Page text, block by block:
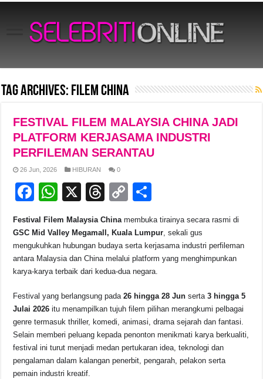
Tag Archives: Filem China
FESTIVAL FILEM MALAYSIA CHINA JADI
PLATFORM KERJASAMA INDUSTRI
PERFILEMAN SERANTAU
26 Jun, 2026 HIBURAN 0
F
c
e
b
o
k
W
at
s
A
p
X
T
e
a
d
C
p
y
Li
k
ar
e
Festival Filem Malaysia Chinamembuka tirainya secara rasmi di
GSC Mid Valley Megamall, Kuala Lumpur, sekali gus
mengukuhkan hubungan budaya serta kerjasama industri perfileman
antara Malaysia dan China melalui platform yang menghimpunkan
karya-karya terbaik dari kedua-dua negara.
Festival yang berlangsung pada26 hingga 28 Jun serta3 hingga 5
Julai 2026 itu menampilkan tujuh filem pilihan merangkumi pelbagai
genre termasuk thriller, komedi, animasi, drama sejarah dan fantasi.
Selain memberi peluang kepada penonton menikmati karya berkualiti,
festival ini turut menjadi medan pertukaran idea, teknologi dan
pengalaman dalam kalangan penerbit, pengarah, pelakon serta
pemain industri kreatif.